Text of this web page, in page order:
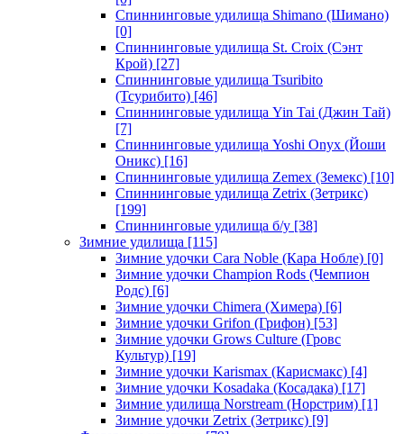
Спиннинговые удилища Shimano (Шимано)
[0]
Спиннинговые удилища St. Croix (Сэнт
Крой) [27]
Спиннинговые удилища Tsuribito
(Тсурибито) [46]
Спиннинговые удилища Yin Tai (Джин Тай)
[7]
Спиннинговые удилища Yoshi Onyx (Йоши
Оникс) [16]
Спиннинговые удилища Zemex (Земекс) [10]
Спиннинговые удилища Zetrix (Зетрикс)
[199]
Спиннинговые удилища б/у [38]
Зимние удилища [115]
Зимние удочки Cara Noble (Кара Нобле) [0]
Зимние удочки Champion Rods (Чемпион
Родс) [6]
Зимние удочки Chimera (Химера) [6]
Зимние удочки Grifon (Грифон) [53]
Зимние удочки Grows Culture (Гровс
Культур) [19]
Зимние удочки Karismax (Карисмакс) [4]
Зимние удочки Kosadaka (Косадака) [17]
Зимние удилища Norstream (Норстрим) [1]
Зимние удочки Zetrix (Зетрикс) [9]